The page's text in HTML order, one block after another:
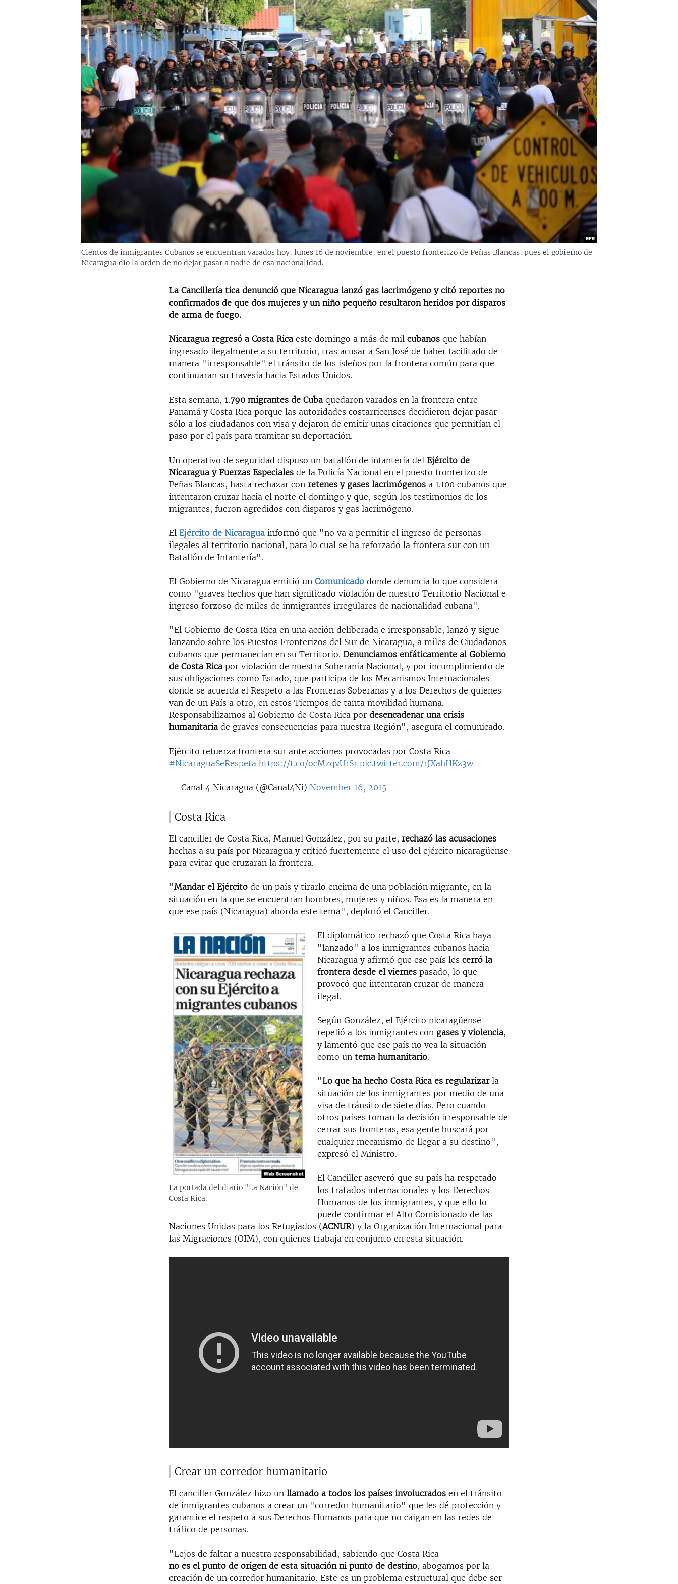
LA REALIDAD DE LA VIVIENDA EN
SER VIEJO EN CUBA
LOS SANTOS DE HIALEAH
DESINFORMACIÓN RUSA EN
LA INVASIÓN DE RUSIA A UCRANIA
Cientos de inmigrantes Cubanos se encuentran varados hoy, lunes 16 de noviembre, en el puesto fronterizo de Peñas Blancas, pues el gobierno de
Nicaragua dio la orden de no dejar pasar a nadie de esa nacionalidad.
La Cancillería tica denunció que Nicaragua lanzó gas lacrimógeno y citó reportes no
confirmados de que dos mujeres y un niño pequeño resultaron heridos por disparos
de arma de fuego.
Nicaragua regresó a Costa Rica este domingo a más de mil cubanosque habían
ingresado ilegalmente a su territorio, tras acusar a San José de haber facilitado de
manera "irresponsable" el tránsito de los isleños por la frontera común para que
continuaran su travesía hacia Estados Unidos.
Esta semana, 1.790 migrantes de Cuba quedaron varados en la frontera entre
Panamá y Costa Rica porque las autoridades costarricenses decidieron dejar pasar
sólo a los ciudadanos con visa y dejaron de emitir unas citaciones que permitían el
paso por el país para tramitar su deportación.
Un operativo de seguridad dispuso un batallón de infantería delEjército de
Nicaragua y Fuerzas Especiales de la Policía Nacional en el puesto fronterizo de
Peñas Blancas, hasta rechazar conretenes y gases lacrimógenos a 1.100 cubanos que
intentaron cruzar hacia el norte el domingo y que, según los testimonios de los
migrantes, fueron agredidos con disparos y gas lacrimógeno.
El Ejército de Nicaragua informó que "no va a permitir el ingreso de personas
ilegales al territorio nacional, para lo cual se ha reforzado la frontera sur con un
Batallón de Infantería".
El Gobierno de Nicaragua emitió un Comunicadodonde denuncia lo que considera
como "graves hechos que han significado violación de nuestro Territorio Nacional e
ingreso forzoso de miles de inmigrantes irregulares de nacionalidad cubana".
"El Gobierno de Costa Rica en una acción deliberada e irresponsable, lanzó y sigue
lanzando sobre los Puestos Fronterizos del Sur de Nicaragua, a miles de Ciudadanos
cubanos que permanecían en su Territorio.Denunciamos enfáticamente al Gobierno
de Costa Rica por violación de nuestra Soberanía Nacional, y por incumplimiento de
sus obligaciones como Estado, que participa de los Mecanismos Internacionales
donde se acuerda el Respeto a las Fronteras Soberanas y a los Derechos de quienes
van de un País a otro, en estos Tiempos de tanta movilidad humana.
Responsabilizamos al Gobierno de Costa Rica pordesencadenar una crisis
humanitariade graves consecuencias para nuestra Región", asegura el comunicado.
Ejército refuerza frontera sur ante acciones provocadas por Costa Rica
#NicaraguaSeRespeta https://t.co/ocMzqvUrSr pic.twitter.com/rJXahHKz3w
— Canal 4 Nicaragua (@Canal4Ni) November 16, 2015
Costa Rica
El canciller de Costa Rica, Manuel González, por su parte,rechazó las acusaciones
hechas a su país por Nicaragua y criticó fuertemente el uso del ejército nicaragüense
para evitar que cruzaran la frontera.
"Mandar el Ejército de un país y tirarlo encima de una población migrante, en la
situación en la que se encuentran hombres, mujeres y niños. Esa es la manera en
que ese país (Nicaragua) aborda este tema", deploró el Canciller.
La portada del diario "La Nación" de
Costa Rica.
El diplomático rechazó que Costa Rica haya
"lanzado" a los inmigrantes cubanos hacia
Nicaragua y afirmó que ese país les cerró la
frontera desde el viernes pasado, lo que
provocó que intentaran cruzar de manera
ilegal.
Según González, el Ejército nicaragüense
repelió a los inmigrantes con gases y violencia,
y lamentó que ese país no vea la situación
como untema humanitario.
"Lo que ha hecho Costa Rica es regularizarla
situación de los inmigrantes por medio de una
visa de tránsito de siete días. Pero cuando
otros países toman la decisión irresponsable de
cerrar sus fronteras, esa gente buscará por
cualquier mecanismo de llegar a su destino",
expresó el Ministro.
El Canciller aseveró que su país ha respetado
los tratados internacionales y los Derechos
Humanos de los inmigrantes, y que ello lo
puede confirmar el Alto Comisionado de las
Naciones Unidas para los Refugiados (ACNUR) y la Organización Internacional para
las Migraciones (OIM), con quienes trabaja en conjunto en esta situación.
Crear un corredor humanitario
El canciller González hizo unllamado a todos los países involucrados en el tránsito
de inmigrantes cubanos a crear un "corredor humanitario" que les dé protección y
garantice el respeto a sus Derechos Humanos para que no caigan en las redes de
tráfico de personas.
"Lejos de faltar a nuestra responsabilidad, sabiendo que Costa Rica
no es el punto de origen de esta situación ni punto de destino, abogamos por la
creación de un corredor humanitario. Este es un problema estructural que debe ser